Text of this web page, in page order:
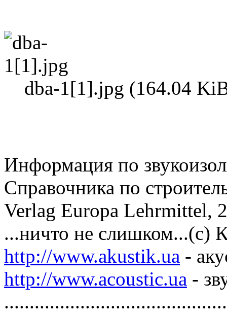
dba-1[1].jpg (164.04
Информация по
Справочника по
Verlag Europa Lehrmittel,
...ничто не слишком...(с)
http://www.akustik.ua -
http://www.acoustic.ua -
............................................